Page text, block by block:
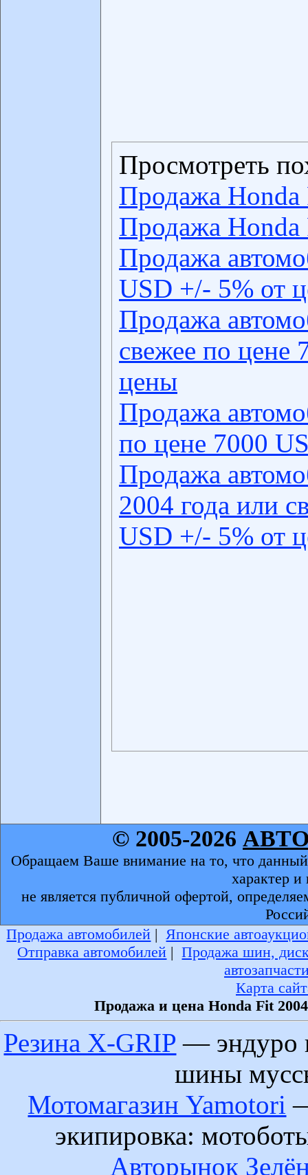
Просмотреть
Продажа Honda
Продажа Honda
Продажа
USD +/- 5% от
Продажа
свежее по цене
цены
Продажа
по цене 7000
Продажа
2004 года или
USD +/- 5% от
© 2005-2026
Обращаем Ваше внимание на то, что
характер
не является публичной офертой,
Продажа автомобилей | Японские
Отправка автомобилей |Продажа шин,
Карта
Продажа и цена Honda Fit
Резина X-GRIP — эндуро
шины
Мотомагазин Yamotori
экипировка:
Авторынок